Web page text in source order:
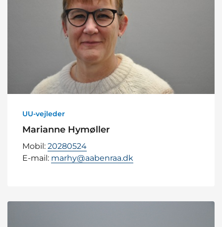
UU-vejleder
Marianne Hymøller
Mobil: 20280524
E-mail: marhy@aabenraa.dk